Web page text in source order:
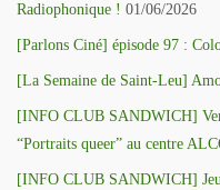
Radiophonique ! 01/06/2026
[Parlons Ciné] épisode 97 :
[La Semaine de Saint-Leu]
[INFO CLUB SANDWICH]
“Portraits queer” au centre
[INFO CLUB SANDWICH]